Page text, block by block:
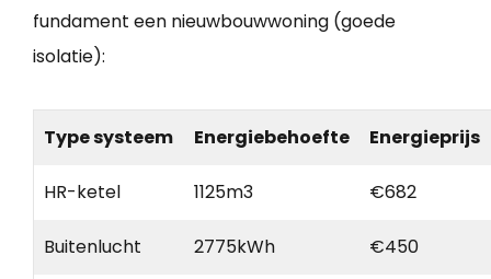
fundament een nieuwbouwwoning (goede
isolatie):
Type systeem Energiebehoefte Energieprijs
HR-ketel 1125m3 €682
Buitenlucht 2775kWh €450